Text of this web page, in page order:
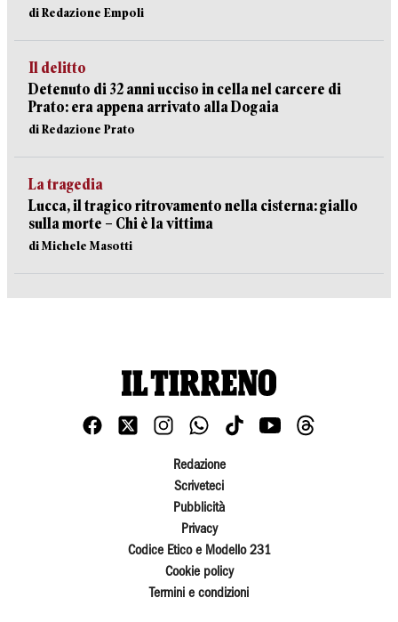
di Redazione Empoli
Il delitto
Detenuto di 32 anni ucciso in cella nel carcere di
Prato: era appena arrivato alla Dogaia
di Redazione Prato
La tragedia
Lucca, il tragico ritrovamento nella cisterna: giallo
sulla morte – Chi è la vittima
di Michele Masotti
Redazione
Scriveteci
Pubblicità
Privacy
Codice Etico e Modello 231
Cookie policy
Termini e condizioni